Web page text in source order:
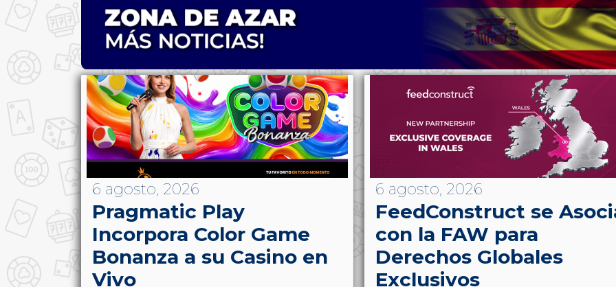
6 agosto, 2026
Pragmatic Play
Incorpora Color Game
Bonanza a su Casino en
Vivo
6 agosto, 2026
FeedConstruct se
con la FAW para
Derechos Globales
Exclusivos